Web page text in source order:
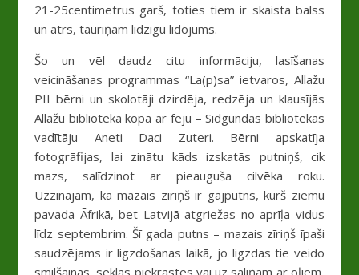
21-25centimetrus garš, toties tiem ir skaista balss
un ātrs, tauriņam līdzīgu lidojums.
Šo un vēl daudz citu informāciju, lasīšanas
veicināšanas programmas “La(p)sa” ietvaros, Allažu
PII bērni un skolotāji dzirdēja, redzēja un klausījās
Allažu bibliotēkā kopā ar feju – Sidgundas bibliotēkas
vadītāju Aneti Daci Zuteri. Bērni apskatīja
fotogrāfijas, lai zinātu kāds izskatās putniņš, cik
mazs, salīdzinot ar pieauguša cilvēka roku.
Uzzinājām, ka mazais zīriņš ir gājputns, kurš ziemu
pavada Āfrikā, bet Latvijā atgriežas no aprīļa vidus
līdz septembrim. Šī gada putns – mazais zīriņš īpaši
saudzējams ir ligzdošanas laikā, jo ligzdas tie veido